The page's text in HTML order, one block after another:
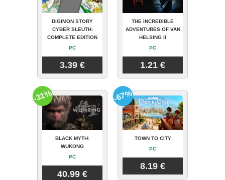
DIGIMON STORY
CYBER SLEUTH:
COMPLETE EDITION
PC
3.39 €
THE INCREDIBLE
ADVENTURES OF VAN
HELSING II
PC
1.21 €
BLACK MYTH:
WUKONG
PC
40.99 €
-31%
TOWN TO CITY
PC
8.19 €
-67%